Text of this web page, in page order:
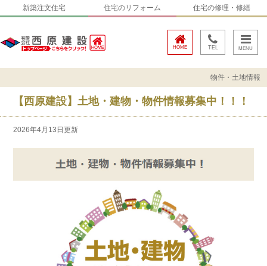
新築注文住宅 住宅のリフォーム 住宅の修理・修繕
TEL
HOME
物件・土地情報
【西原建設】土地・建物・物件情報募集中！！！
2026年4月13日更新